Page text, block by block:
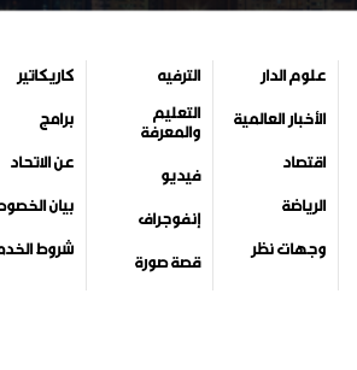
علوم الدار
الأخبار العالمية
اقتصاد
الرياضة
وجهات نظر
الترفيه
التعليم
والمعرفة
فيديو
إنفوجراف
قصة صورة
كاريكاتير
برامج
عن الاتحاد
بيان
شروط